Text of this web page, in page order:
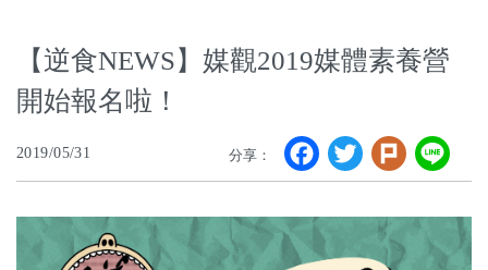
第25屆台灣兒童及少年優質節目活動官網
最新消息
【逆食NEWS】媒觀2019媒體素養營
開始報名啦！
2019/05/31 分享： Facebook
Twitter
Plurk